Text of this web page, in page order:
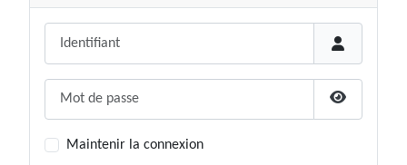
Afficher le
Maintenir la connexion